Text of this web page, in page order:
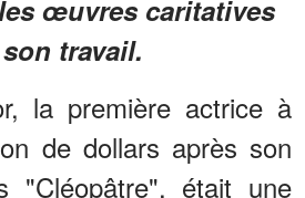
œuvres caritatives
travail.
la première actrice à
de dollars après son
"Cléopâtre", était une